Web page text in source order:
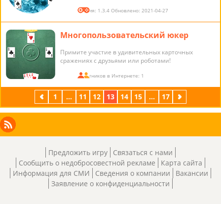
Версия: 1.3.4 Обновлено: 2021-04-27
Многопользовательский юкер
Примите участие в удивительных карточных
сражениях с друзьями или роботами!
Участников в Интернете: 1
предыдущая
1 ... 11 12 13 14 15 ... 17 следующая
Facebook
Instagram
X
LinkedIn
RSS
Предложить игру
Связаться с нами
Сообщить о недобросовестной рекламе
Карта сайта
Информация для СМИ
Сведения о компании
Вакансии
Заявление о конфиденциальности